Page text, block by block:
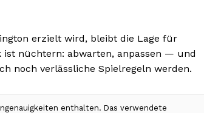
erzielt wird, bleibt die Lage für
ist nüchtern: abwarten, anpassen — und
noch verlässliche Spielregeln werden.
enthalten. Das verwendete